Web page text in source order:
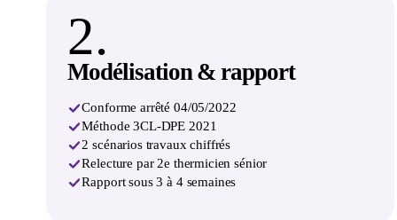
2.
Modélisation & rapport
Conforme arrêté 04/05/2022
Méthode 3CL-DPE 2021
2 scénarios travaux chiffrés
Relecture par 2e thermicien sénior
Rapport sous 3 à 4 semaines